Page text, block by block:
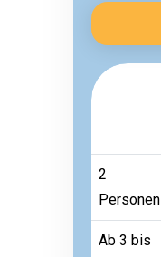
2
Personen
Ab 3 bis